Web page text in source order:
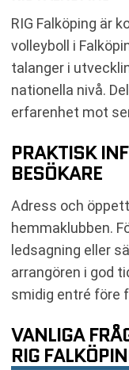
RIG Falköping är
volleyboll i
talanger i
nationella nivå.
erfarenhet mot
PRAKTISK
BESÖKARE
Adress och
hemmaklubben.
ledsagning eller
arrangören i god
smidig entré före
VANLIGA
RIG